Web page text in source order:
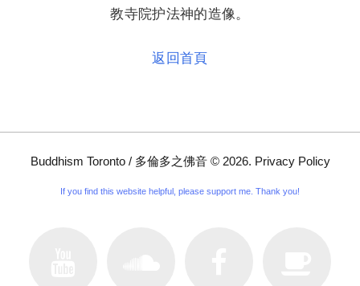
教寺院护法神的造像。
返回首頁
Buddhism Toronto / 多倫多之佛音© 2026. Privacy Policy
If you find this website helpful, please support me. Thank you!